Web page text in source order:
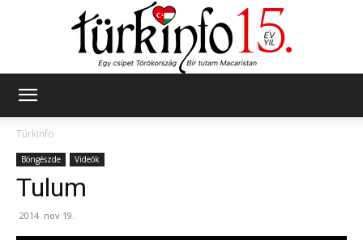
Türkinfo
Böngészde Videók
Tulum
2014. nov 19.